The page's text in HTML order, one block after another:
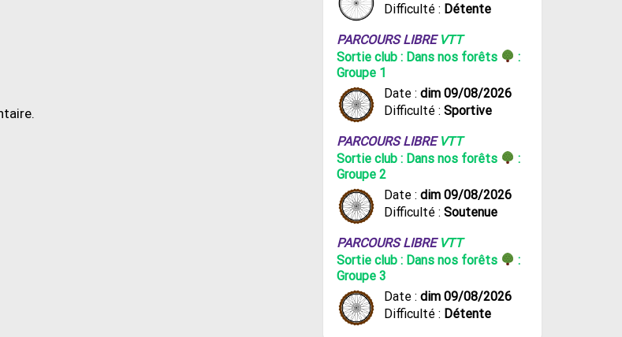
Difficulté : Détente
PARCOURS LIBRE VTT
Sortie club : Dans nos forêts
:
Groupe 1
Date : dim 09/08/2026
Difficulté : Sportive
PARCOURS LIBRE VTT
Sortie club : Dans nos forêts
:
Groupe 2
Date : dim 09/08/2026
Difficulté : Soutenue
PARCOURS LIBRE VTT
Sortie club : Dans nos forêts
:
Groupe 3
Date : dim 09/08/2026
Difficulté : Détente